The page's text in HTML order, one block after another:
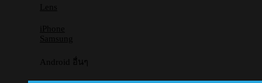
Lens
iPhone
Samsung
Android อื่นๆ